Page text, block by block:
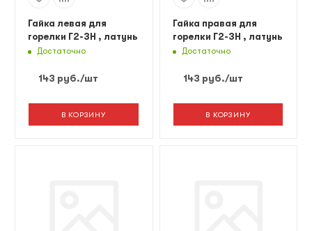
Гайка левая для
горелки Г2-3Н , латунь
Достаточно
143 руб./шт
В КОРЗИНУ
Гайка правая для
горелки Г2-3Н , латунь
Достаточно
143 руб./шт
В КОРЗИНУ